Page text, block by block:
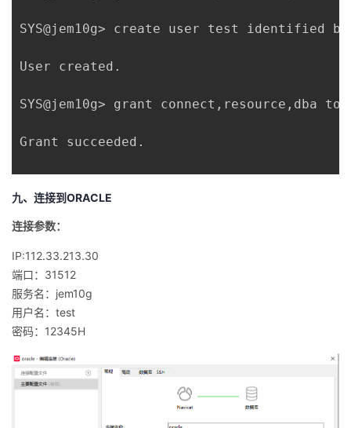
SYS@jem10g> create user test identified
User created.
SYS@jem10g> grant connect,resource,dba
Grant succeeded.
九、连接到ORACLE
连接参数：
IP:112.33.213.30
端口：31512
服务名：jem10g
用户名：test
密码：12345H